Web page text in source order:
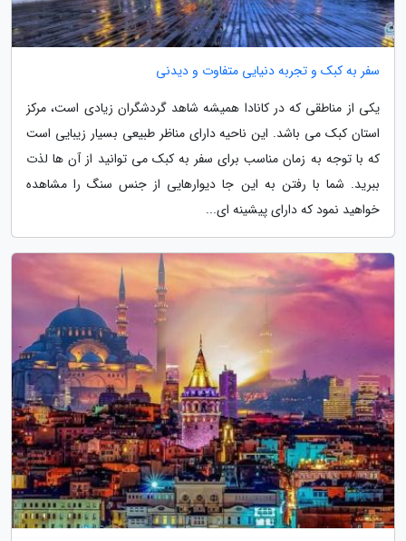
سفر به کبک و تجربه دنیایی متفاوت و دیدنی
یکی از مناطقی که در کانادا همیشه شاهد گردشگران زیادی است، مرکز
استان کبک می باشد. این ناحیه دارای مناظر طبیعی بسیار زیبایی است
که با توجه به زمان مناسب برای سفر به کبک می توانید از آن ها لذت
ببرید. شما با رفتن به این جا دیوارهایی از جنس سنگ را مشاهده
خواهید نمود که دارای پیشینه ای...